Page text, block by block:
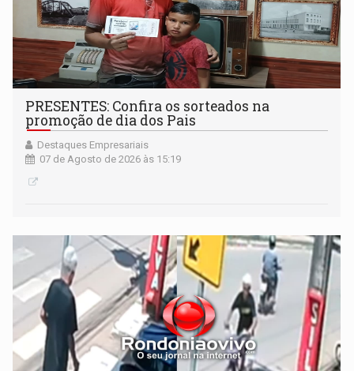
PRESENTES: Confira os sorteados na
promoção de dia dos Pais
Destaques Empresariais
07 de Agosto de 2026 às 15:19